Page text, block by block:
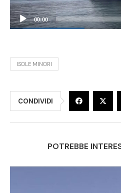
00:00
ISOLE MINORI
CONDIVIDI
POTREBBE